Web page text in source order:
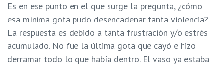
Es en ese punto en el que surge la pregunta, ¿cómo
esa mínima gota pudo desencadenar tanta violencia?.
La respuesta es debido a tanta frustración y/o estrés
acumulado. No fue la última gota que cayó e hizo
derramar todo lo que había dentro. El vaso ya estaba